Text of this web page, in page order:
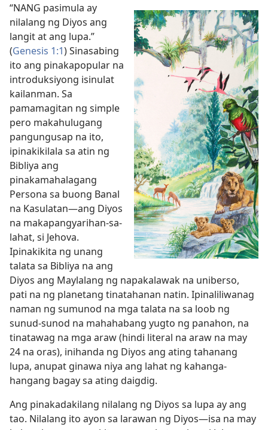
“NANG pasimula ay
nilalang ng Diyos ang
langit at ang lupa.”
(Genesis 1:1) Sinasabing
ito ang pinakapopular na
introduksiyong isinulat
kailanman. Sa
pamamagitan ng simple
pero makahulugang
pangungusap na ito,
ipinakikilala sa atin ng
Bibliya ang
pinakamahalagang
Persona sa buong Banal
na Kasulatan​—ang Diyos
na makapangyarihan-sa-
lahat, si Jehova.
Ipinakikita ng unang
talata sa Bibliya na ang
Diyos ang Maylalang ng napakalawak na uniberso,
pati na ng planetang tinatahanan natin. Ipinaliliwanag
naman ng sumunod na mga talata na sa loob ng
sunud-sunod na mahahabang yugto ng panahon, na
tinatawag na mga araw (hindi literal na araw na may
24 na oras), inihanda ng Diyos ang ating tahanang
lupa, anupat ginawa niya ang lahat ng kahanga-
hangang bagay sa ating daigdig.
Ang pinakadakilang nilalang ng Diyos sa lupa ay ang
tao. Nilalang ito ayon sa larawan ng Diyos​—isa na may